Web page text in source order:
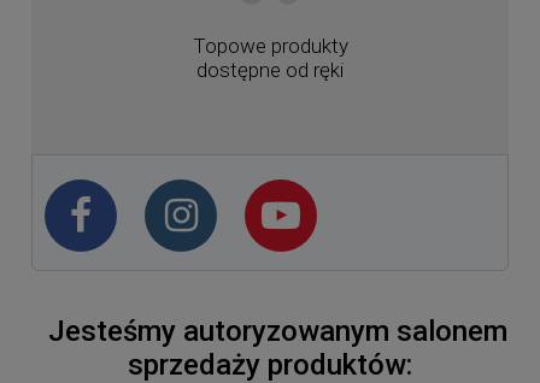
Topowe produkty
dostępne od ręki
Jesteśmy autoryzowanym salonem
sprzedaży produktów: